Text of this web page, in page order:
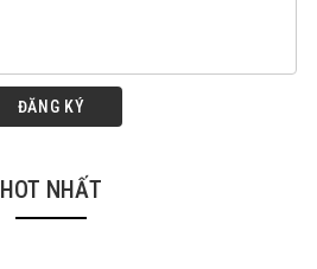
ĐĂNG KÝ
HOT NHẤT